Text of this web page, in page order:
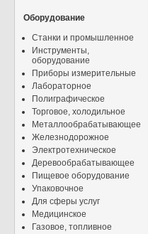
Оборудование
Станки и промышленное
Инструменты,
оборудование
Приборы измерительные
Лабораторное
Полиграфическое
Торговое, холодильное
Металлообрабатывающее
Железнодорожное
Электротехническое
Деревообрабатывающее
Пищевое оборудование
Упаковочное
Для сферы услуг
Медицинское
Газовое, топливное